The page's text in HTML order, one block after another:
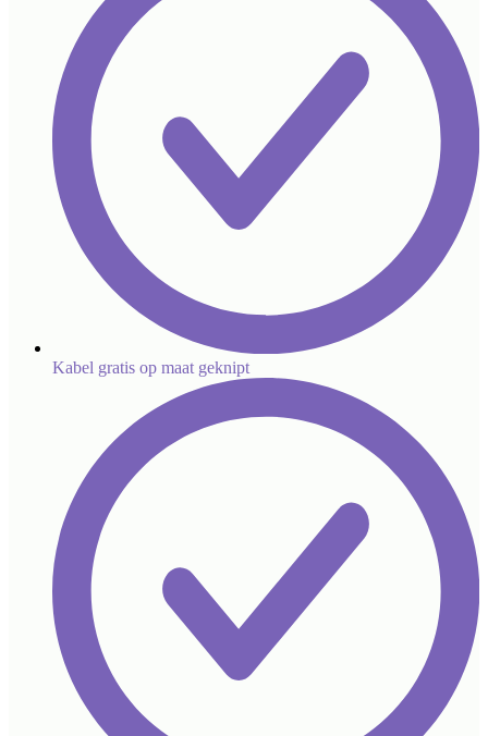
Kabel gratis op maat geknipt